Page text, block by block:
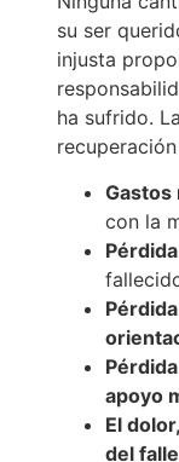
su ser
injusta
ha sufrido.
Gastos
con la
apoyo
El
del